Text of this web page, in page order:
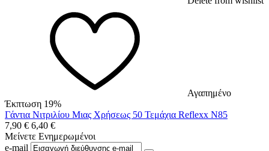
Αγαπημένο
Έκπτωση 19%
Γάντια Νιτριλίου Μιας Χρήσεως 50 Τεμάχια Reflexx N85
7,90 € 6,40 €
Μείνετε Ενημερωμένοι
e-mail